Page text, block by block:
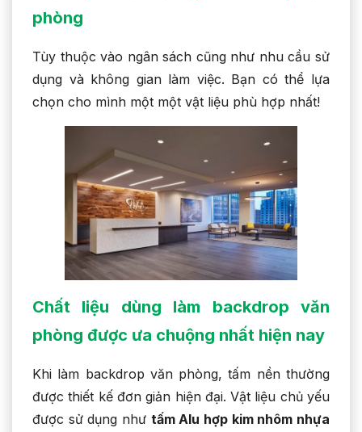
phòng
Tùy thuộc vào ngân sách cũng như nhu cầu sử
dụng và không gian làm việc. Bạn có thể lựa
chọn cho mình một một vật liệu phù hợp nhất!
Chất liệu dùng làm backdrop văn
phòng được ưa chuộng nhất hiện nay
Khi làm backdrop văn phòng, tấm nền thường
được thiết kế đơn giản hiện đại. Vật liệu chủ yếu
được sử dụng như tấm Alu hợp kim nhôm nhựa